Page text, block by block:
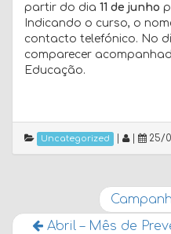
partir do dia 11 de junho
Indicando o curso, o
contacto telefónico. No
comparecer
Educação.
Uncategorized 25/
Abril – Mês de